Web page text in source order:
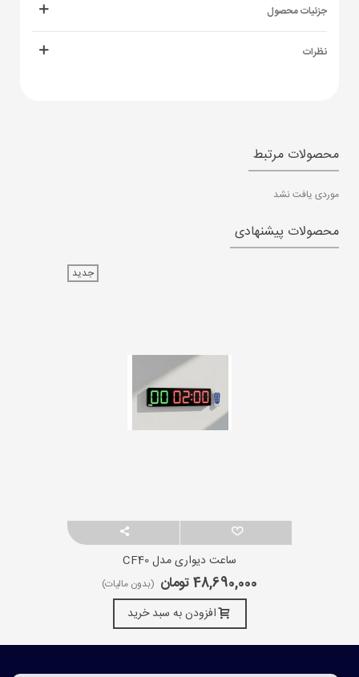
جزئیات محصول
نظرات
محصولات مرتبط
موردی یافت نشد
محصولات پیشنهادی
جدید
ساعت دیواری مدل CF40
48,690,000 تومان (بدون مالیات)
افزودن به سبد خرید